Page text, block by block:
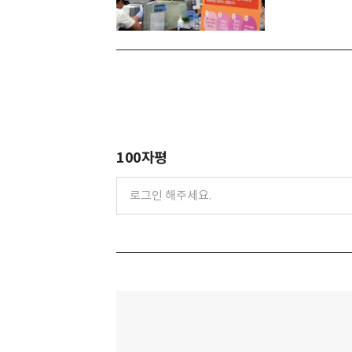
100자평